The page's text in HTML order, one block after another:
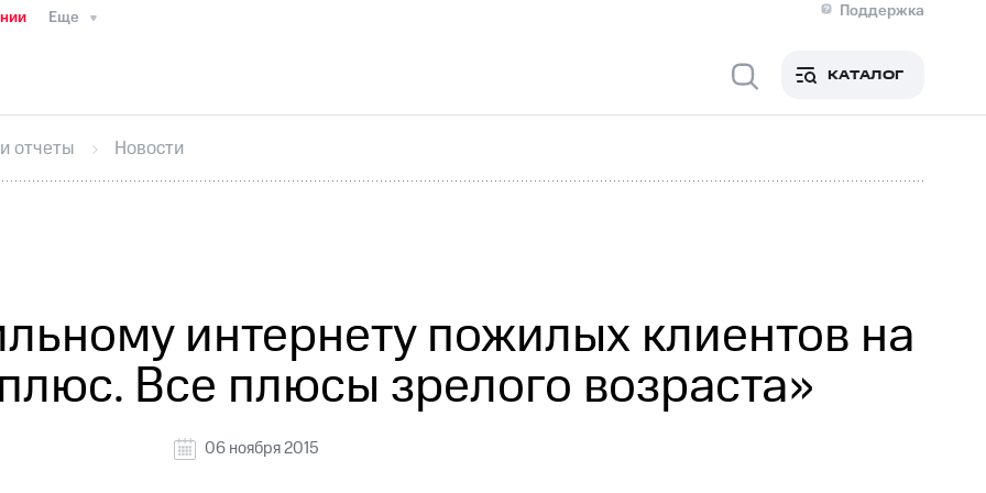
Еще
Поддержка
Медиа-центр
ИнтервьюФинансовая отчетностьКонтактыНовости в регионе
секретарьРаскрытие информации
кабинет акционераАкционерный капиталКонтроль и аудитРынок акций
КАТАЛОГ
отчеты Новости
интернету пожилых клиентов на
Все плюсы зрелого возраста»
06 ноября 2015